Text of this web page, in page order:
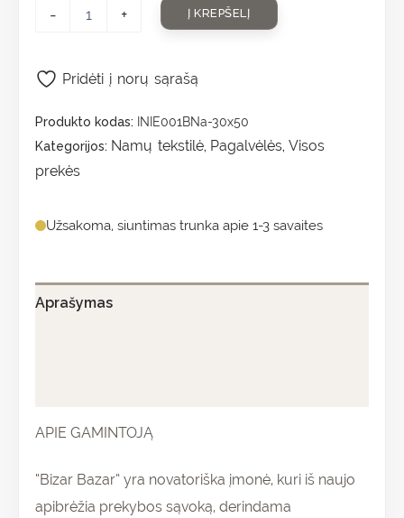
- + Į KREPŠELĮ
Produkto kodas:
INIE001BNa-30x50
Kategorijos: Namų tekstilė, Pagalvėlės, Visos
prekės
Užsakoma, siuntimas trunka apie 1-3 savaites
Pridėti į norų sąrašą
Aprašymas
APIE GAMINTOJĄ
“Bizar Bazar” yra novatoriška įmonė, kuri iš naujo
apibrėžia prekybos sąvoką, derindama